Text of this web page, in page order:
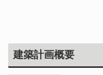
建築計画概要